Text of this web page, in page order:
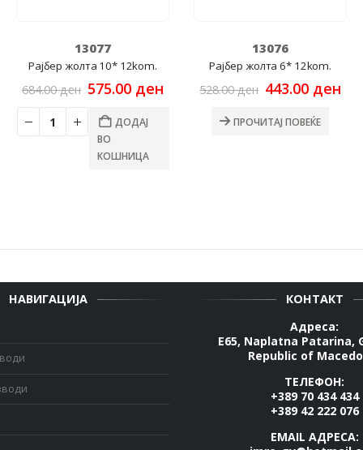
13077
Рајбер жолта 10* 12kom.
684.00ден Original
was:
684.00 ден.
575.00 ден Current
575.00 ден.
ДОДАЈ
ВО
КОШНИЦА
13076
Рајбер жолта 6* 12kom.
528.00ден Original
was:
528.00 ден.
443.00 ден
ПРОЧИТАЈ ПОВЕЌЕ
НАВИГАЦИЈА
КОНТАКТ
Адреса:
E65, Naplatna Patarina,
Republic of
ТЕЛЕФОН:
+389 70 434 434
+389 42 222 076
EMAIL АДРЕСА: